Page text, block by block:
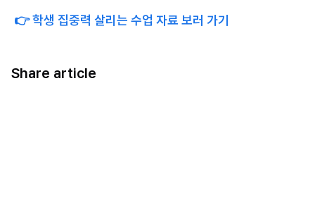
👉 학생 집중력 살리는 수업 자료 보러 가기
Share article